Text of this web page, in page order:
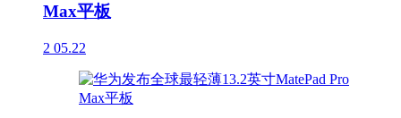
Max平板
2 05.22